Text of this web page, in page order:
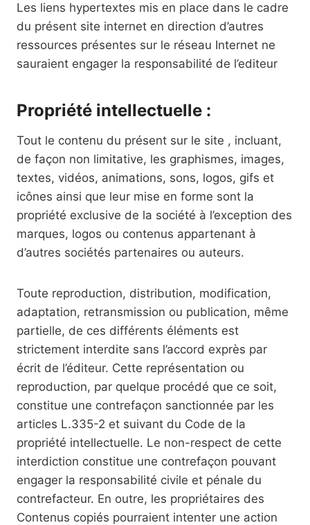
Les liens hypertextes mis en place dans le cadre
du présent site internet en direction d’autres
ressources présentes sur le réseau Internet ne
sauraient engager la responsabilité de l’editeur
Propriété intellectuelle :
Tout le contenu du présent sur le site , incluant,
de façon non limitative, les graphismes, images,
textes, vidéos, animations, sons, logos, gifs et
icônes ainsi que leur mise en forme sont la
propriété exclusive de la société à l’exception des
marques, logos ou contenus appartenant à
d’autres sociétés partenaires ou auteurs.
Toute reproduction, distribution, modification,
adaptation, retransmission ou publication, même
partielle, de ces différents éléments est
strictement interdite sans l’accord exprès par
écrit de l’éditeur. Cette représentation ou
reproduction, par quelque procédé que ce soit,
constitue une contrefaçon sanctionnée par les
articles L.335-2 et suivant du Code de la
propriété intellectuelle. Le non-respect de cette
interdiction constitue une contrefaçon pouvant
engager la responsabilité civile et pénale du
contrefacteur. En outre, les propriétaires des
Contenus copiés pourraient intenter une action